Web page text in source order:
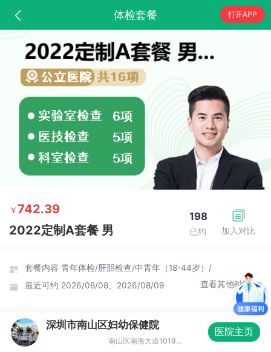
体检套餐 打开APP
加入对比
198
已约
￥742.39
2022定制A套餐 男
套餐内容 青年体检/肝胆检查/中青年（18-44岁）/
最近可约 2026/08/08、2026/08/09 查看其他时间
深圳市南山区妇幼保健院
南山区南海大道1019号南山医疗器械产业园A座第三层
医院主页